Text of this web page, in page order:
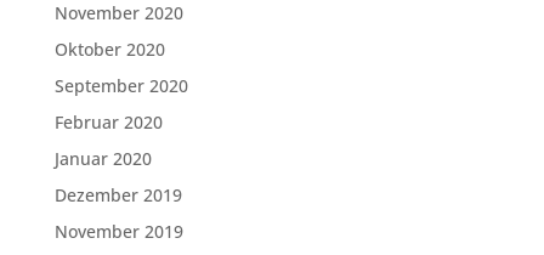
November 2020
Oktober 2020
September 2020
Februar 2020
Januar 2020
Dezember 2019
November 2019